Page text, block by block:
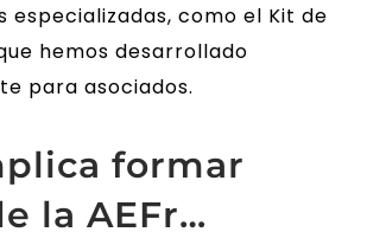
especializadas, como el Kit de
hemos desarrollado
para asociados.
formar
la AEFr…